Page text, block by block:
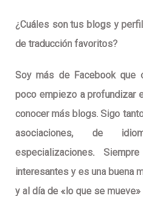
¿Cuáles son tus blogs y
de traducción favoritos?
Soy más de Facebook que
poco empiezo a profundizar
conocer más blogs. Sigo
asociaciones, de
especializaciones.
interesantes y es una buena
y al día de «lo que se